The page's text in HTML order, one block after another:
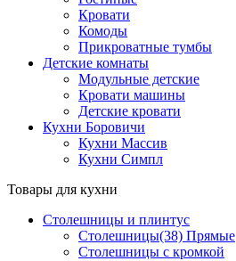
Кровати
Комоды
Прикроватные тумбы
Детские комнаты
Модульные детские
Кровати машины
Детские кровати
Кухни Боровичи
Кухни Массив
Кухни Симпл
Товары для кухни
Столешницы и плинтус
Столешницы(38) Прямые
Столешницы с кромкой